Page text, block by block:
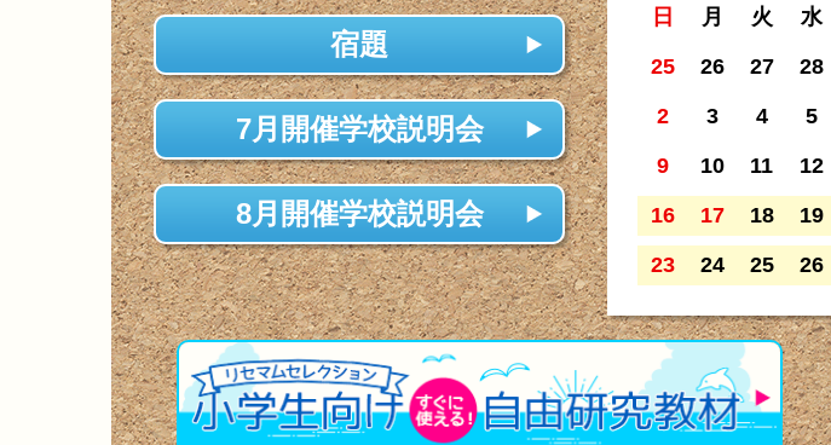
宿題
7月開催学校説明会
8月開催学校説明会
日 月 火 水
25 26 27 28
2 3 4 5
9 10 11 12
16 17 18 19
23 24 25 26